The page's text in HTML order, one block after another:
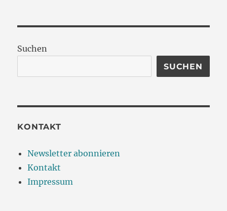
Suchen
SUCHEN
KONTAKT
Newsletter abonnieren
Kontakt
Impressum